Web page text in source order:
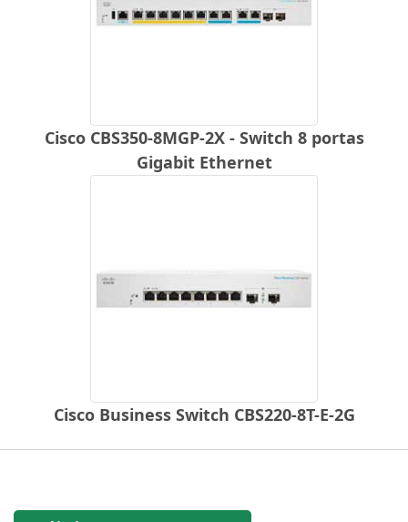
Cisco CBS350-8MGP-2X - Switch 8 portas
Gigabit Ethernet
Cisco Business Switch CBS220-8T-E-2G